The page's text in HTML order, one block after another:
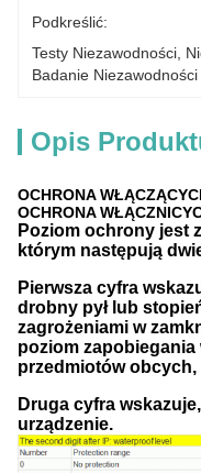
Podkreślić:
Testy Niezawodności
Badanie Niezawodności
Opis
OCHRONA
OCHRONA
Poziom ochrony jest
którym następują
Pierwsza cyfra
drobny pył lub
zagrożeniami w
poziom zapobiegania
przedmiotów
Druga cyfra
urządzenie.